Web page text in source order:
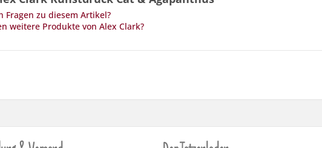
Fragen zu diesem Artikel?
weitere Produkte von Alex Clark?